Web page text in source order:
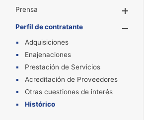
Prensa
Perfil de contratante
Adquisiciones
Enajenaciones
Prestación de Servicios
Acreditación de Proveedores
Otras cuestiones de interés
Histórico